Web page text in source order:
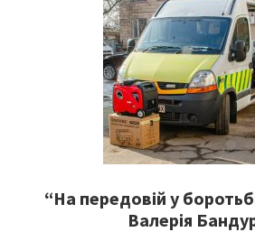
“На передовій у
Валерія